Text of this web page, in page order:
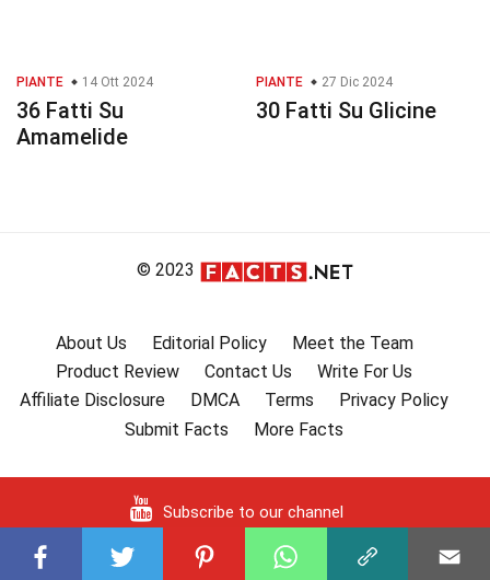
PIANTE 14 Ott 2024
36 Fatti Su
Amamelide
PIANTE 27 Dic 2024
30 Fatti Su Glicine
© 2023
About Us Editorial Policy
Meet the Team
Product Review
Contact Us
Write For Us
Affiliate Disclosure
DMCA Terms
Privacy Policy
Submit Facts
More Facts
Subscribe to our channel